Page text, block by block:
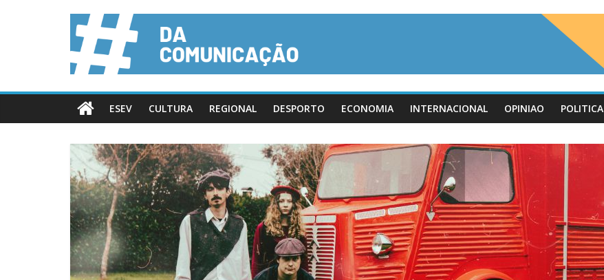
ESEV CULTURA REGIONAL DESPORTO ECONOMIA INTERNACIONAL OPINIAO POLITICA